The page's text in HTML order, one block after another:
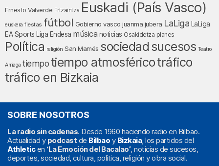
Ernesto Valverde Ertzaintza Euskadi (País Vasco)
euskera fiestas fútbol Gobierno vasco juanma jubera LaLiga LaLiga
EA Sports Liga Endesa música noticias Osakidetza planes
Política religión San Mamés sociedad sucesos Teatro
Arriaga tiempo tiempo atmosféricotráfico
tráfico en Bizkaia
SOBRE NOSOTROS
La radio sin cadenas. Desde 1960 haciendo radio en Bilbao.
Actualidad y podcast de Bilbao y Bizkaia, los partidos del
Athleticen ‘La Emoción del Bacalao’, noticias de sucesos,
deportes, sociedad, cultura, política, religión y obra social.